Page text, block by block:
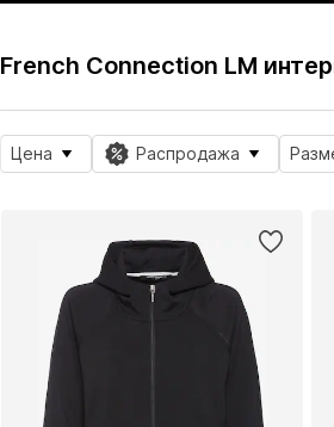
French Connection LM
Цена Распродажа